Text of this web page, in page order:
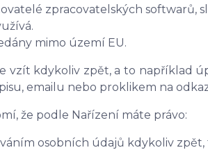
zpracovatelských softwarů,
mimo území EU.
vzít kdykoliv zpět, a to například
emailu nebo proklikem na
že podle Nařízení máte právo:
osobních údajů kdykoliv